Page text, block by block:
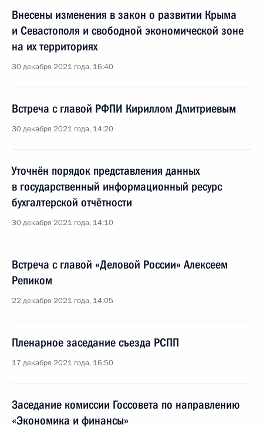
Внесены изменения в закон о развитии Крыма
и Севастополя и свободной экономической зоне
на их территориях
30 декабря 2021 года, 16:40
Встреча с главой РФПИ Кириллом Дмитриевым
30 декабря 2021 года, 14:20
Уточнён порядок представления данных
в государственный информационный ресурс
бухгалтерской отчётности
30 декабря 2021 года, 14:10
Встреча с главой «Деловой России» Алексеем
Репиком
22 декабря 2021 года, 14:05
Пленарное заседание съезда РСПП
17 декабря 2021 года, 16:50
Заседание комиссии Госсовета по направлению
«Экономика и финансы»